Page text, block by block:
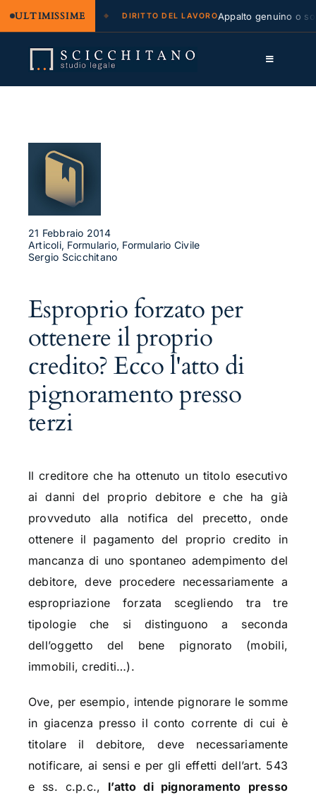
ULTIMISSIME
e regresso DIRITTO DEL LAVOROAppalto genuino o
contenuto
Toggle
Approfondimenti
Contatti
21 Febbraio 2014
Articoli, Formulario, Formulario Civile
Sergio Scicchitano
Esproprio forzato per
ottenere il proprio
credito? Ecco l'atto di
pignoramento presso
terzi
Il creditore che ha ottenuto un titolo esecutivo
ai danni del proprio debitore e che ha già
provveduto alla notifica del precetto, onde
ottenere il pagamento del proprio credito in
mancanza di uno spontaneo adempimento del
debitore, deve procedere necessariamente a
espropriazione forzata scegliendo tra tre
tipologie che si distinguono a seconda
dell’oggetto del bene pignorato (mobili,
immobili, crediti…).
Ove, per esempio, intende pignorare le somme
in giacenza presso il conto corrente di cui è
titolare il debitore, deve necessariamente
notificare, ai sensi e per gli effetti dell’art. 543
e ss. c.p.c., l’atto di pignoramento presso